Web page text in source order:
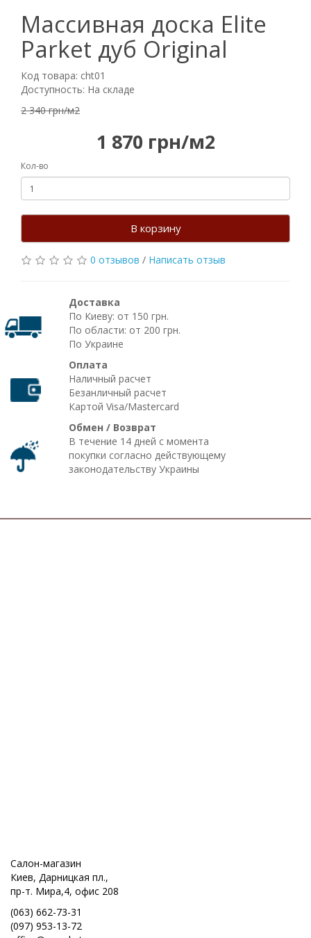
Массивная доска Elite
Parket дуб Original
Код товара: cht01
Доступность: На складе
2 340 грн/м2
1 870 грн/м2
Кол-во
В корзину
0 отзывов / Написать отзыв
Доставка
По Киеву: от 150 грн.
По области: от 200 грн.
По Украине
Оплата
Наличный расчет
Безанличный расчет
Картой Visa/Mastercard
Обмен / Возврат
В течение 14 дней с момента
покупки согласно действующему
законодательству Украины
Салон-магазин
Киев, Дарницкая пл.,
пр-т. Мира,4, офис 208
(063) 662-73-31
(097) 953-13-72